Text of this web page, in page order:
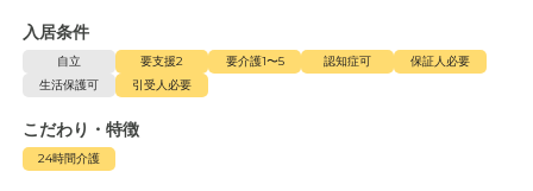
入居条件
自立 要支援2 要介護1〜5 認知症可
保証人必要
生活保護可
引受人必要
こだわり・特徴
24時間介護